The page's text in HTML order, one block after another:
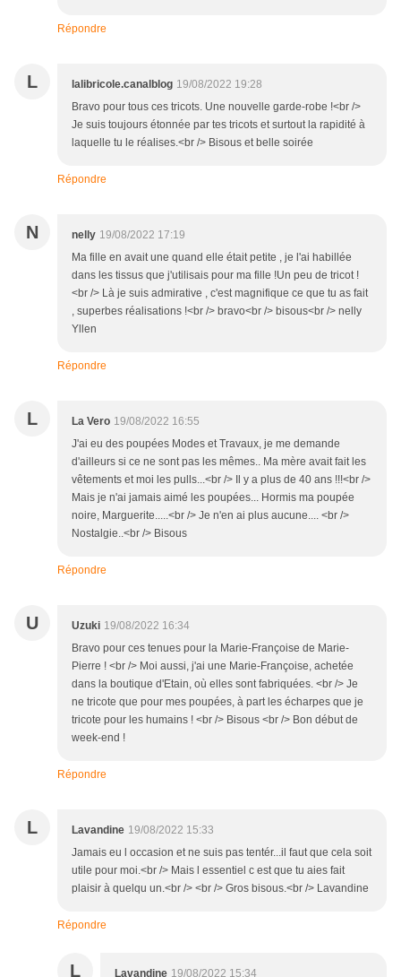
Répondre
L lalibricole.canalblog 19/08/2022 19:28
Bravo pour tous ces tricots. Une nouvelle garde-robe !<br />
Je suis toujours étonnée par tes tricots et surtout la rapidité à
laquelle tu le réalises.<br /> Bisous et belle soirée
Répondre
N nelly 19/08/2022 17:19
Ma fille en avait une quand elle était petite , je l'ai habillée
dans les tissus que j'utilisais pour ma fille !Un peu de tricot !
<br /> Là je suis admirative , c'est magnifique ce que tu as fait
, superbes réalisations !<br /> bravo<br /> bisous<br /> nelly
Yllen
Répondre
L La Vero 19/08/2022 16:55
J'ai eu des poupées Modes et Travaux, je me demande
d'ailleurs si ce ne sont pas les mêmes.. Ma mère avait fait les
vêtements et moi les pulls...<br /> Il y a plus de 40 ans !!!<br />
Mais je n'ai jamais aimé les poupées... Hormis ma poupée
noire, Marguerite.....<br /> Je n'en ai plus aucune.... <br />
Nostalgie..<br /> Bisous
Répondre
U Uzuki 19/08/2022 16:34
Bravo pour ces tenues pour la Marie-Françoise de Marie-
Pierre ! <br /> Moi aussi, j'ai une Marie-Françoise, achetée
dans la boutique d'Etain, où elles sont fabriquées. <br /> Je
ne tricote que pour mes poupées, à part les écharpes que je
tricote pour les humains ! <br /> Bisous <br /> Bon début de
week-end !
Répondre
L Lavandine 19/08/2022 15:33
Jamais eu l occasion et ne suis pas tentér...il faut que cela soit
utile pour moi.<br /> Mais l essentiel c est que tu aies fait
plaisir à quelqu un.<br /> <br /> Gros bisous.<br /> Lavandine
Répondre
L Lavandine 19/08/2022 15:34